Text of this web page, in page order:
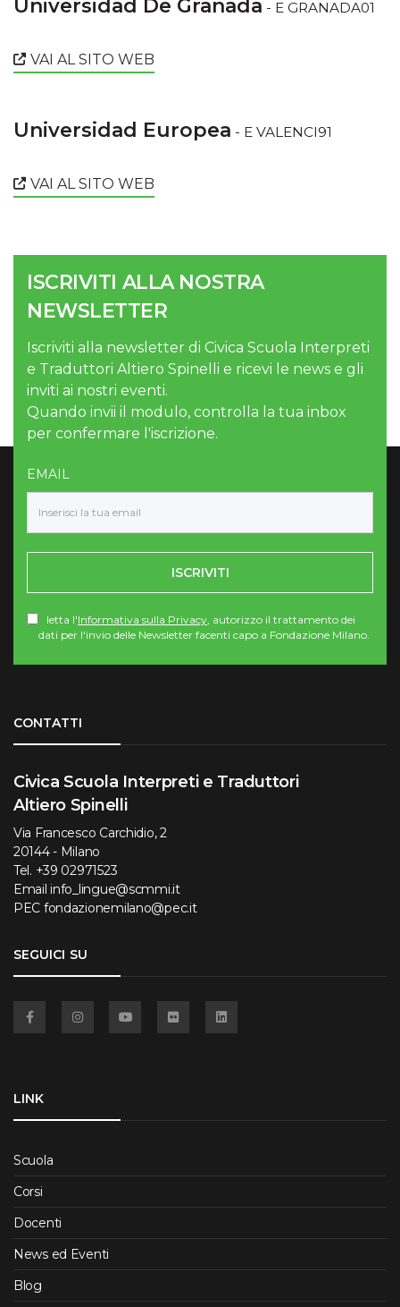
Universidad De Granada - E GRANADA01
VAI AL SITO WEB
Universidad Europea - E VALENCI91
VAI AL SITO WEB
ISCRIVITI ALLA NOSTRA
NEWSLETTER
Iscriviti alla newsletter di Civica Scuola Interpreti
e Traduttori Altiero Spinelli e ricevi le news e gli
inviti ai nostri eventi.
Quando invii il modulo, controlla la tua inbox
per confermare l'iscrizione.
EMAIL
ISCRIVITI
letta l'Informativa sulla Privacy , autorizzo il trattamento dei
dati per l'invio delle Newsletter facenti capo a Fondazione Milano.
CONTATTI
Civica Scuola Interpreti e Traduttori
Altiero Spinelli
Via Francesco Carchidio, 2
20144 - Milano
Tel. +39 02971523
Email info_lingue@scmmi.it
PEC fondazionemilano@pec.it
SEGUICI SU
LINK
Scuola
Corsi
Docenti
News ed Eventi
Blog